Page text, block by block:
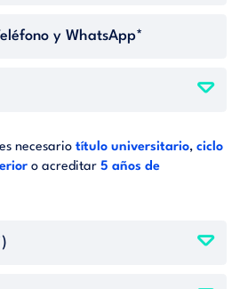
necesario título universitario, ciclo
o acreditar 5 años de